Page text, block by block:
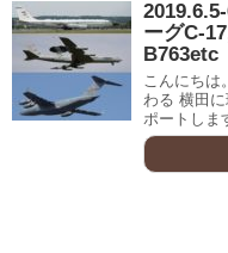
ーグC-
B763etc
こんにちは
わる 横田
ポートしま